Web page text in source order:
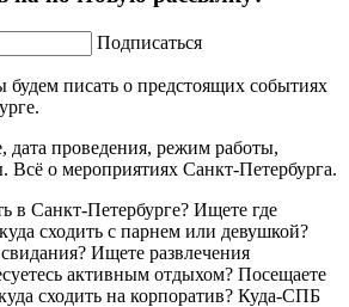
Подписаться
будем писать о предстоящих событиях
дата проведения, режим работы,
Всё о мероприятиях Санкт-Петербурга.
в Санкт-Петербурге? Ищете где
сходить с парнем или девушкой?
Ищете развлечения
активным отдыхом? Посещаете
сходить на корпоратив? Куда-СПБ